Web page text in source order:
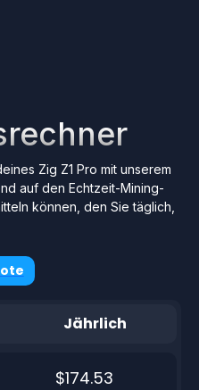
Zig Z1 Pro mit unserem
auf den Echtzeit-Mining-
können, den Sie täglich,
Jährlich
$174.53